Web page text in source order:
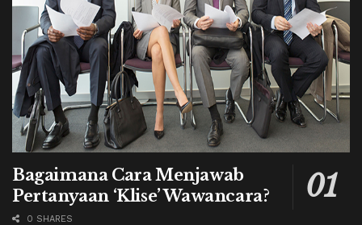
Bagaimana Cara Menjawab
Pertanyaan ‘Klise’ Wawancara?
0 SHARES